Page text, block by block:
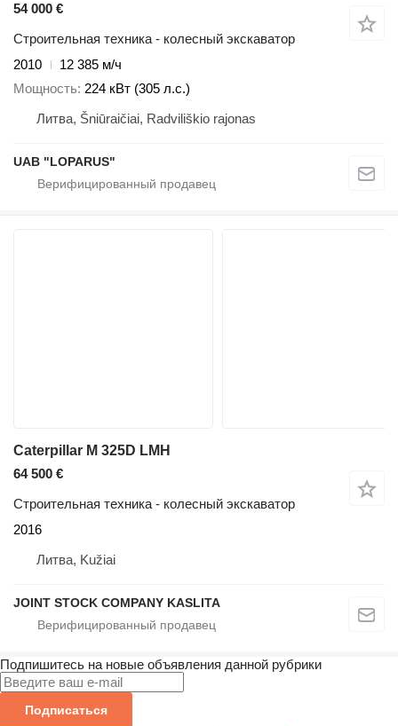
54 000 €
Строительная техника - колесный экскаватор
2010
12 385 м/ч
Мощность 224 кВт (305 л.с.)
Литва, Šniūraičiai, Radviliškio rajonas
UAB "LOPARUS"
Caterpillar M 325D LMH
64 500 €
Строительная техника - колесный экскаватор
2016
Литва, Kužiai
JOINT STOCK COMPANY KASLITA
Подпишитесь на новые объявления данной рубрики
Подписаться